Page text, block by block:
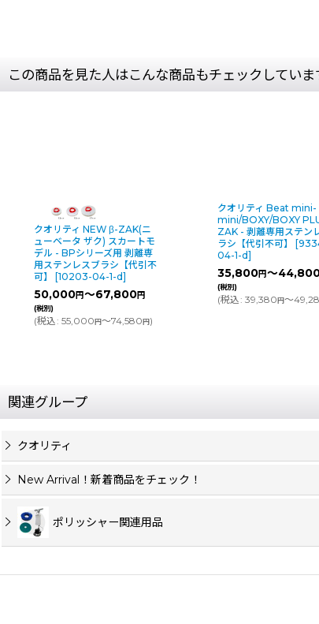
この商品を見た人はこんな商品もチェックしていま
クオリティ NEW β-ZAK(ニ
ューベータ ザク) スカートモ
デル - BPシリーズ用 剥離専
用ステンレスブラシ【代引不
可】
[10203-04-1-d]
50,000円～67,800円
(税別)
(税込: 55,000円～74,580円)
クオリティ Beat mini-
mini/BOXY/BOXY
ZAK - 剥離専用ステン
ラシ【代引不可】
[
04-1-d]
35,800円～
(税別)
(税込: 39,380円～
関連グループ
クオリティ
New Arrival！新着商品をチェック！
ポリッシャー関連用品